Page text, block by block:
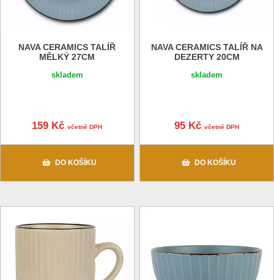
NAVA CERAMICS TALÍŘ
MĚLKÝ 27CM
skladem
159 Kčvčetně DPH
DO KOŠÍKU
NAVA CERAMICS TALÍŘ NA
DEZERTY 20CM
skladem
95 Kčvčetně DPH
DO KOŠÍKU